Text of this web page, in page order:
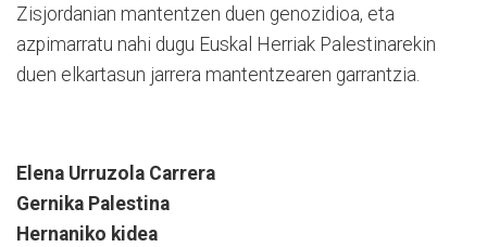
Zisjordanian mantentzen duen genozidioa, eta
azpimarratu nahi dugu Euskal Herriak Palestinarekin
duen elkartasun jarrera mantentzearen garrantzia.
Elena Urruzola Carrera
Gernika Palestina
Hernaniko kidea